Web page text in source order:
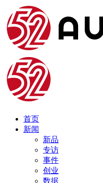
首页
新闻
新品
专访
事件
创业
数据